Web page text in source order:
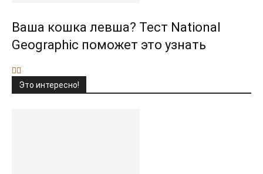
Ваша кошка левша? Тест National
Geographic поможет это узнать
Это интересно!